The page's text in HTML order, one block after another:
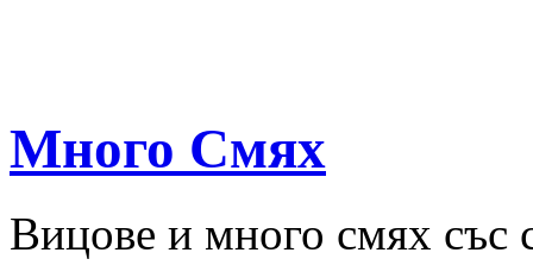
Много Смях
Вицове и много смях със